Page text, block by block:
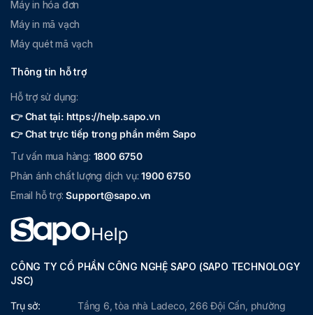
Máy in hóa đơn
Máy in mã vạch
Máy quét mã vạch
Thông tin hỗ trợ
Hỗ trợ sử dụng:
👉 Chat tại: https://help.sapo.vn
👉 Chat trực tiếp trong phần mềm Sapo
Tư vấn mua hàng: 1800 6750
Phản ánh chất lượng dịch vụ:1900 6750
Email hỗ trợ:Support@sapo.vn
CÔNG TY CỔ PHẦN CÔNG NGHỆ SAPO (SAPO TECHNOLOGY
JSC)
Trụ sở:
Tầng 6, tòa nhà Ladeco, 266 Đội Cấn, phường